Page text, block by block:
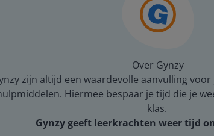
Over Gynzy
zijn altijd een waardevolle aanvulling
Hiermee bespaar je tijd die je
klas.
Gynzy geeft leerkrachten weer tijd